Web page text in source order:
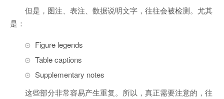
但是，图注、表注、数据说明文字，往往会被检测。尤其
是：
Figure legends
Table captions
Supplementary notes
这些部分非常容易产生重复。所以，真正需要注意的，往